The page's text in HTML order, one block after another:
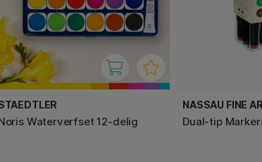
Waterverfset 12-delig
NASSAU FINE
Dual-tip